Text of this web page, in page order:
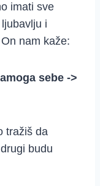
imati sve
i
nam kaže:
sebe ->
tražiš da
budu